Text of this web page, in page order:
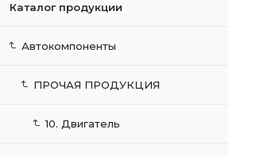
Каталог продукции
Автокомпоненты
ПРОЧАЯ ПРОДУКЦИЯ
10. Двигатель